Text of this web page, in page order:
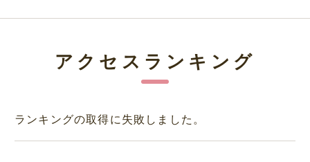
アクセスランキング
ランキングの取得に失敗しました。